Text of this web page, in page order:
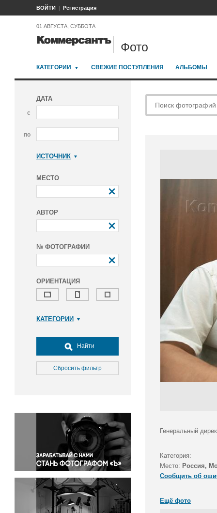
ВОЙТИ Регистрация
01 АВГУСТА, СУББОТА
Фото
КАТЕГОРИИ СВЕЖИЕ ПОСТУПЛЕНИЯ АЛЬБОМЫ
ДАТА
с
по
ИСТОЧНИК
МЕСТО
АВТОР
№ ФОТОГРАФИИ
ОРИЕНТАЦИЯ
КАТЕГОРИИ
Досуг, туризм и отдых
Культура
Медицина
Окружающая среда
Политика
Правосудие
Происшествия и конфликты
Религия
Светская жизнь
Спорт
Экология
Найти
Сбросить фильтр
Генеральный
Категория:
Место: Россия,
Сообщить об
Ещё фото